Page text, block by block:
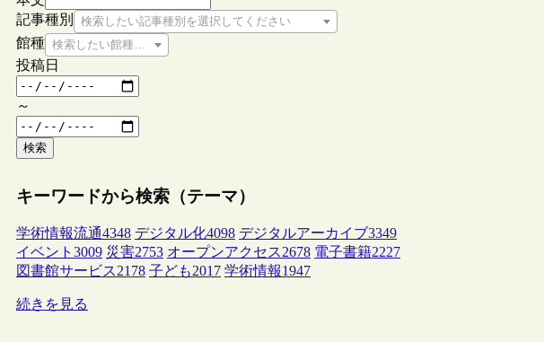
記事種別
検索したい記事種別を選択してください
館種 検索したい館種を選択してください
投稿日
～
検索
キーワードから検索（テーマ）
学術情報流通4348 デジタル化4098 デジタルアーカイブ3349
イベント 3009 災害2753 オープンアクセス2678 電子書籍2227
図書館サービス2178 子ども2017 学術情報1947
続きを見る